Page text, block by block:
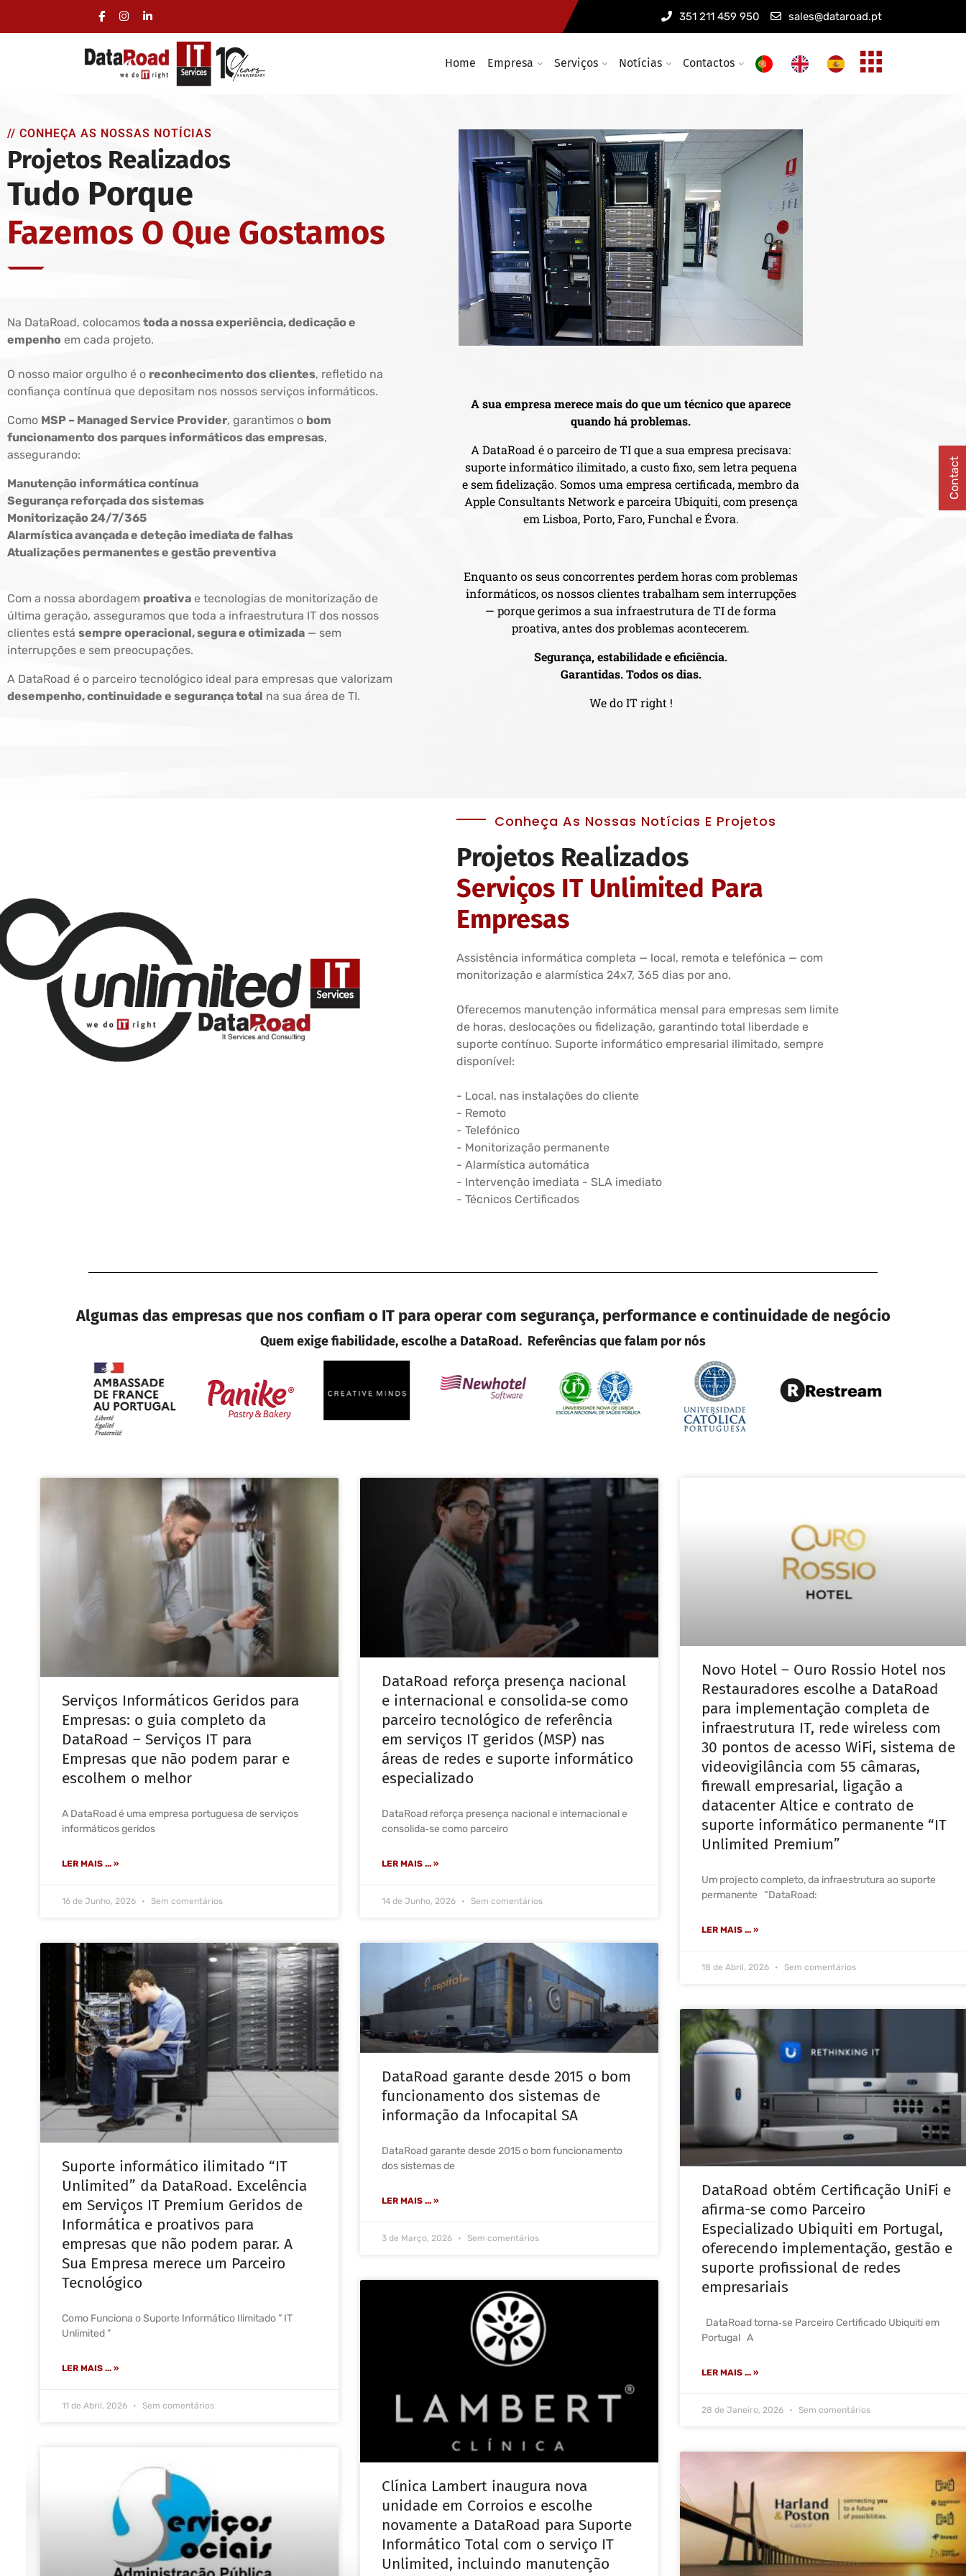
351 211 459 950 sales@dataroad.pt
Home Empresa Serviços Notícias Contactos
Deslocações incluídas, sem fidelização
Instalação de cablagem e redes informáticas
Infraestruturas e soluções Wireless empresariais
// CONHEÇA AS NOSSAS NOTÍCIAS
Projetos Realizados
Tudo Porque
Fazemos O Que Gostamos
Na DataRoad, colocamos toda a nossa experiência, dedicação e
empenho em cada projeto.
O nosso maior orgulho é o reconhecimento dos clientes, refletido na
confiança contínua que depositam nos nossos serviços informáticos.
Como MSP – Managed Service Provider, garantimos o bom
funcionamento dos parques informáticos das empresas,
assegurando:
Manutenção informática contínua
Segurança reforçada dos sistemas
Monitorização 24/7/365
Alarmística avançada e deteção imediata de falhas
Atualizações permanentes e gestão preventiva
Com a nossa abordagem proativa e tecnologias de monitorização de
última geração, asseguramos que toda a infraestrutura IT dos nossos
clientes está sempre operacional, segura e otimizada — sem
interrupções e sem preocupações.
A DataRoad é o parceiro tecnológico ideal para empresas que valorizam
desempenho, continuidade e segurança total na sua área de TI.
A sua empresa merece mais do que um técnico que aparece
quando há problemas.
A DataRoad é o parceiro de TI que a sua empresa precisava:
suporte informático ilimitado, a custo fixo, sem letra pequena
e sem fidelização. Somos uma empresa certificada, membro da
Apple Consultants Network e parceira Ubiquiti, com presença
em Lisboa, Porto, Faro, Funchal e Évora.
Enquanto os seus concorrentes perdem horas com problemas
informáticos, os nossos clientes trabalham sem interrupções
— porque gerimos a sua infraestrutura de TI de forma
proativa, antes dos problemas acontecerem.
Segurança, estabilidade e eficiência.
Garantidas. Todos os dias.
We do IT right !
Conheça As Nossas Notícias E Projetos
Projetos Realizados
Serviços IT Unlimited Para
Empresas
Assistência informática completa — local, remota e telefónica — com
monitorização e alarmística 24x7, 365 dias por ano.
Oferecemos manutenção informática mensal para empresas sem limite
de horas, deslocações ou fidelização, garantindo total liberdade e
suporte contínuo. Suporte informático empresarial ilimitado, sempre
disponível:
- Local, nas instalações do cliente
- Remoto
- Telefónico
- Monitorização permanente
- Alarmística automática
- Intervenção imediata - SLA imediato
- Técnicos Certificados
Algumas das empresas que nos confiam o IT para operar com segurança, performance e continuidade de negócio
Quem exige fiabilidade, escolhe a DataRoad. Referências que falam por nós
Serviços Informáticos Geridos para
Empresas: o guia completo da
DataRoad – Serviços IT para
Empresas que não podem parar e
escolhem o melhor
A DataRoad é uma empresa portuguesa de serviços
informáticos geridos
LER MAIS ... »
16 de Junho, 2026 Sem comentários
DataRoad reforça presença nacional
e internacional e consolida‑se como
parceiro tecnológico de referência
em serviços IT geridos (MSP) nas
áreas de redes e suporte informático
especializado
DataRoad reforça presença nacional e internacional e
consolida‑se como parceiro
LER MAIS ... »
14 de Junho, 2026 Sem comentários
Novo Hotel – Ouro Rossio Hotel nos
Restauradores escolhe a DataRoad
para implementação completa de
infraestrutura IT, rede wireless com
30 pontos de acesso WiFi, sistema de
videovigilância com 55 câmaras,
firewall empresarial, ligação a
datacenter Altice e contrato de
suporte informático permanente “IT
Unlimited Premium”
Um projecto completo, da infraestrutura ao suporte
permanente “DataRoad:
LER MAIS ... »
18 de Abril, 2026 Sem comentários
Suporte informático ilimitado “IT
Unlimited” da DataRoad. Excelência
em Serviços IT Premium Geridos de
Informática e proativos para
empresas que não podem parar. A
Sua Empresa merece um Parceiro
Tecnológico
Como Funciona o Suporte Informático Ilimitado ” IT
Unlimited ”
LER MAIS ... »
11 de Abril, 2026 Sem comentários
DataRoad garante desde 2015 o bom
funcionamento dos sistemas de
informação da Infocapital SA
DataRoad garante desde 2015 o bom funcionamento
dos sistemas de
LER MAIS ... »
3 de Março, 2026 Sem comentários
DataRoad obtém Certificação UniFi e
afirma-se como Parceiro
Especializado Ubiquiti em Portugal,
oferecendo implementação, gestão e
suporte profissional de redes
empresariais
DataRoad torna‑se Parceiro Certificado Ubiquiti em
Portugal A
LER MAIS ... »
28 de Janeiro, 2026 Sem comentários
Clínica Lambert inaugura nova
unidade em Corroios e escolhe
novamente a DataRoad para Suporte
Informático Total com o serviço IT
Unlimited, incluindo manutenção
Contact